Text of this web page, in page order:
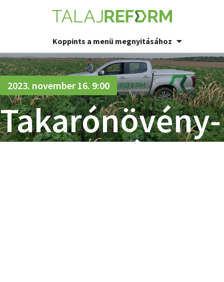
Koppints a menü megnyitásához
2023. november 16. 9:00
Takarónövény-
bemutató